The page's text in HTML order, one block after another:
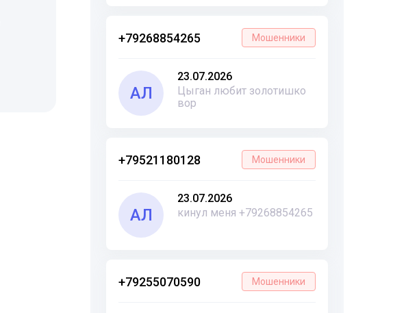
+79268854265 Мошенники
АЛ
23.07.2026
Цыган любит золотишко
вор
+79521180128 Мошенники
АЛ
23.07.2026
кинул меня +79268854265
+79255070590 Мошенники